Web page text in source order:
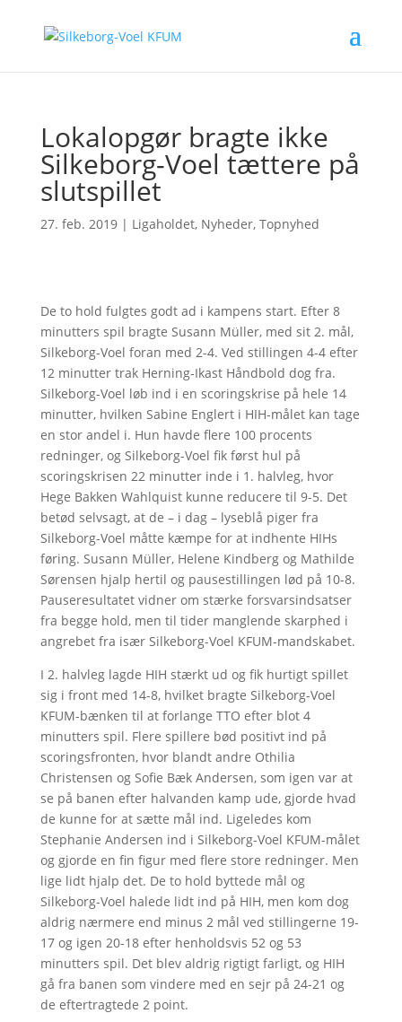
Lokalopgør bragte ikke
Silkeborg-Voel tættere på
slutspillet
27. feb. 2019| Ligaholdet, Nyheder, Topnyhed
De to hold fulgtes godt ad i kampens start. Efter 8
minutters spil bragte Susann Müller, med sit 2. mål,
Silkeborg-Voel foran med 2-4. Ved stillingen 4-4 efter
12 minutter trak Herning-Ikast Håndbold dog fra.
Silkeborg-Voel løb ind i en scoringskrise på hele 14
minutter, hvilken Sabine Englert i HIH-målet kan tage
en stor andel i. Hun havde flere 100 procents
redninger, og Silkeborg-Voel fik først hul på
scoringskrisen 22 minutter inde i 1. halvleg, hvor
Hege Bakken Wahlquist kunne reducere til 9-5. Det
betød selvsagt, at de – i dag – lyseblå piger fra
Silkeborg-Voel måtte kæmpe for at indhente HIHs
føring. Susann Müller, Helene Kindberg og Mathilde
Sørensen hjalp hertil og pausestillingen lød på 10-8.
Pauseresultatet vidner om stærke forsvarsindsatser
fra begge hold, men til tider manglende skarphed i
angrebet fra især Silkeborg-Voel KFUM-mandskabet.
I 2. halvleg lagde HIH stærkt ud og fik hurtigt spillet
sig i front med 14-8, hvilket bragte Silkeborg-Voel
KFUM-bænken til at forlange TTO efter blot 4
minutters spil. Flere spillere bød positivt ind på
scoringsfronten, hvor blandt andre Othilia
Christensen og Sofie Bæk Andersen, som igen var at
se på banen efter halvanden kamp ude, gjorde hvad
de kunne for at sætte mål ind. Ligeledes kom
Stephanie Andersen ind i Silkeborg-Voel KFUM-målet
og gjorde en fin figur med flere store redninger. Men
lige lidt hjalp det. De to hold byttede mål og
Silkeborg-Voel halede lidt ind på HIH, men kom dog
aldrig nærmere end minus 2 mål ved stillingerne 19-
17 og igen 20-18 efter henholdsvis 52 og 53
minutters spil. Det blev aldrig rigtigt farligt, og HIH
gå fra banen som vindere med en sejr på 24-21 og
de eftertragtede 2 point.